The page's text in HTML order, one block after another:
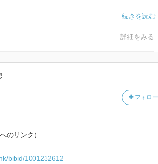
詳細をみる
フォロー
のリンク）
bibid/1001232612